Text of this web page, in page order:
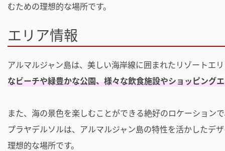
むための理想的な場所です。
エリア情報
アルマルジャン島は、美しい海岸線に囲まれたリゾートエ
なビーチや緑豊かな公園、様々な飲食施設やショッピング
また、海の景色を楽しむことができる絶好のロケーション
プラヤデルソルは、アルマルジャン島の特性を活かしたデ
理想的な場所です。